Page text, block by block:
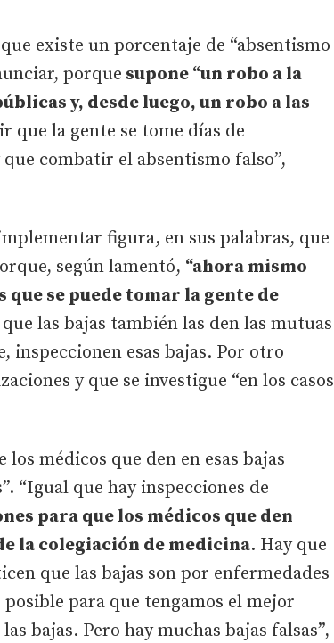
existe un porcentaje de “absentismo
porque supone “un robo a la
y, desde luego, un robo a las
que la gente se tome días de
combatir el absentismo falso”,
figura, en sus palabras, que
según lamentó, “ahora mismo
se puede tomar la gente de
las bajas también las den las mutuas
inspeccionen esas bajas. Por otro
y que se investigue “en los casos
médicos que den en esas bajas
“Igual que hay inspecciones de
para que los médicos que den
la colegiación de medicina. Hay que
que las bajas son por enfermedades
para que tengamos el mejor
bajas. Pero hay muchas bajas falsas”,